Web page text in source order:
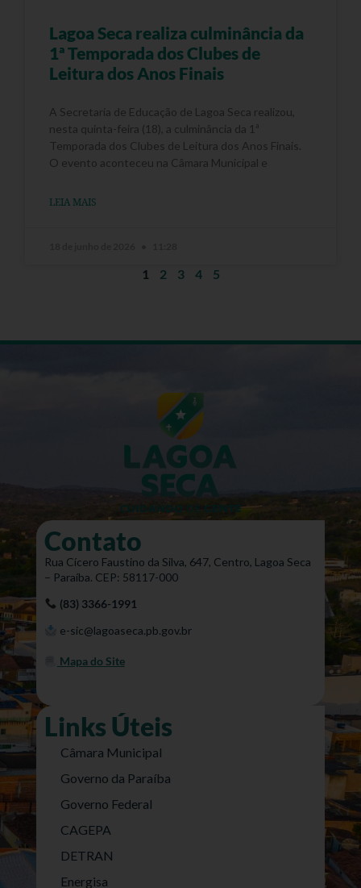
Lagoa Seca realiza culminância da
1ª Temporada dos Clubes de
Leitura dos Anos Finais
A Secretaria de Educação de Lagoa Seca realizou,
nesta quinta-feira (18), a culminância da 1ª
Temporada dos Clubes de Leitura dos Anos Finais.
O evento aconteceu na Câmara Municipal e
LEIA MAIS
1 2 3 4 5
Contato
Rua Cícero Faustino da Silva, 647, Centro, Lagoa Seca
– Paraíba. CEP: 58117-000
(83) 3366-1991
e-sic@lagoaseca.pb.gov.br
Mapa do Site
Links Úteis
Câmara Municipal
Governo da Paraíba
Governo Federal
CAGEPA
DETRAN
Energisa